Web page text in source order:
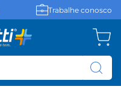
Trabalhe conosco